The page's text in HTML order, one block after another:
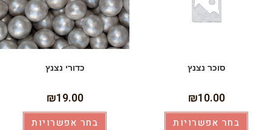
סוכר נצנץ
₪10.00
בחר אפשרויות
כדורי נצנץ
₪19.00
בחר אפשרויות